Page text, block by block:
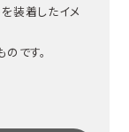
を装着したイメ
です。